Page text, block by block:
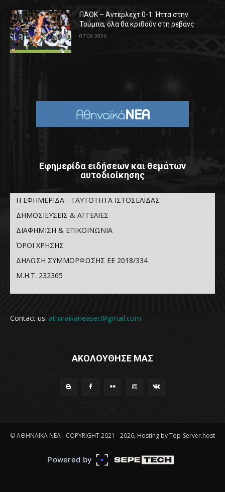
ΠΑΟΚ – Άντερλεχτ 0-1: Ήττα στην
Τούμπα, όλα θα κριθούν στη ρεβάνς
07.08.2026
Εφημερίδα ειδήσεων και θεμάτων
αυτοδιοίκησης
Η ΕΦΗΜΕΡΙΔΑ - ΤΑΥΤΟΤΗΤΑ ΙΣΤΟΣΕΛΙΔΑΣ
ΔΗΜΟΣΙΕΥΣΕΙΣ & ΑΓΓΕΛΙΕΣ
ΔΙΑΦΗΜΙΣΗ & ΕΠΙΚΟΙΝΩΝΙΑ
ΌΡΟΙ ΧΡΗΣΗΣ
ΔΗΛΩΣΗ ΣΥΜΜΟΡΦΩΣΗΣ ΕΕ 2018/334
Μ.Η.Τ. 232365
Contact us: athinaikaneasec@gmail.com
ΑΚΟΛΟΥΘΗΣΕ ΜΑΣ
© ΑΘΗΝΑΪΚΑ ΝΕΑ - COPYRIGHT 2021 - 2026, Hosting by Top-Server.host
Powered by